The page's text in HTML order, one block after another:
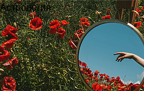
Астрология